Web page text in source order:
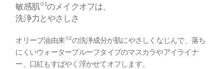
敏感肌※1のメイクオフは、
洗浄力とやさしさ
オリーブ油由来※2の洗浄成分が肌にやさしくなじんで、落ち
にくいウォータープルーフタイプのマスカラやアイライナ
ー、口紅もすばやく浮かせてオフします。